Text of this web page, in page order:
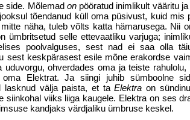
side. Mõlemad on pööratud inimlikult vääritu
tõendanud küll oma püsivust, kuid mis
näha, tuleb võlts katta hämarusega. Nii
ümbritsetud selle ettevaatliku varjuga;
poolvalguses, sest nad ei saa olla
sest keskpärasest esile mõne erakordse
ohverdades oma ja teiste
Elektrat. Ja siingi juhib sümboolne
lasknud välja paista, et taElektra on
siinkohal viiks liiga kaugele. Elektra on ses
kandjaks värdjaliku ümbruse keskel.